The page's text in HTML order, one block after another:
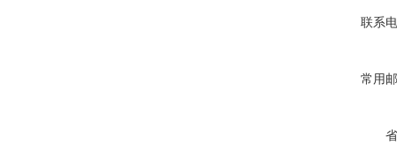
联系
常用